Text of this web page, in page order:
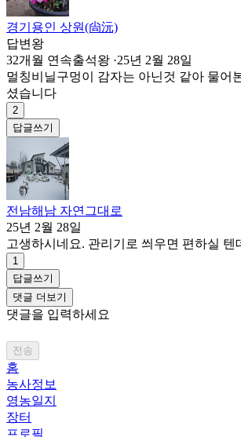
경기용인 상원(尙沅)
답변왕
32개월 연속출석왕 ·25년 2월 28일
멀칭비닐구멍이 감자는 아닌것 같아 물어
셨습니다
2
답글쓰기
전남해남 자연그대로
25년 2월 28일
고생하시네요. 관리기로 씌우면 편하실 텐
1
답글쓰기
댓글 더보기
댓글을 입력하세요
전송
홈
농사정보
영농일지
장터
프로필